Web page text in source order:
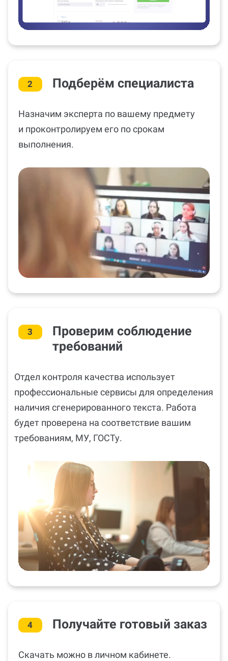
2 Подберём специалиста
Назначим эксперта по вашему предмету
и проконтролируем его по срокам
выполнения.
3
Проверим соблюдение
требований
Отдел контроля качества использует
профессиональные сервисы для определения
наличия сгенерированного текста. Работа
будет проверена на соответствие вашим
требованиям, МУ, ГОСТу.
4 Получайте готовый заказ
Скачать можно в личном кабинете.